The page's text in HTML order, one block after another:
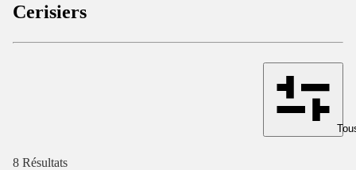
Cerisiers
8 Résultats